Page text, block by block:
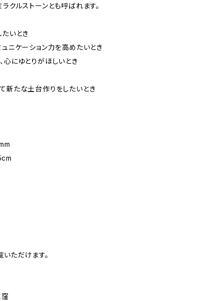
クルストーンとも呼ばれます。
たいとき
ニケーション力を高めたいとき
心にゆとりがほしいとき
新たな土台作りをしたいとき
ただけます。